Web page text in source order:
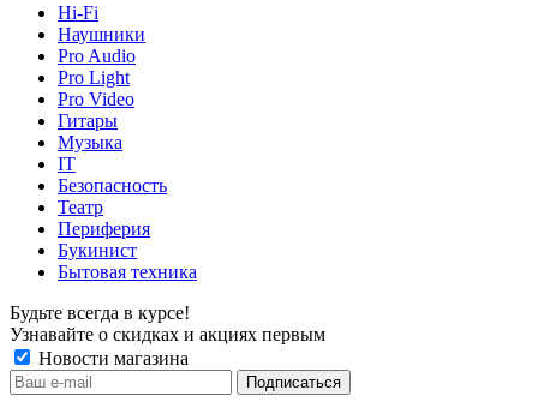
Hi-Fi
Наушники
Pro Audio
Pro Light
Pro Video
Гитары
Музыка
IT
Безопасность
Театр
Периферия
Букинист
Бытовая техника
Будьте всегда в курсе!
Узнавайте о скидках и акциях первым
Новости магазина